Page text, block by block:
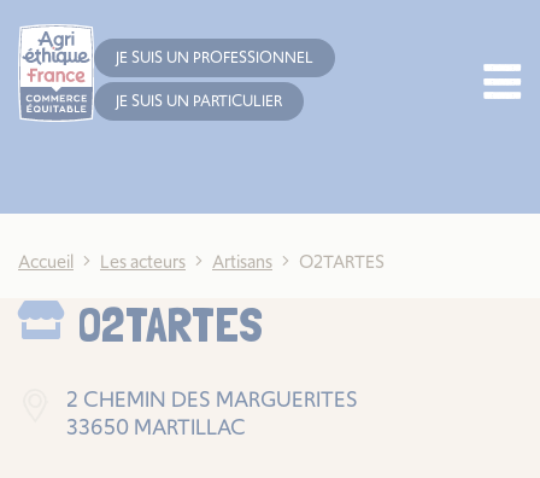
JE SUIS UN PROFESSIONNEL
JE SUIS UN PARTICULIER
Accueil Les acteurs Artisans O2TARTES
O2TARTES
2 CHEMIN DES MARGUERITES
33650 MARTILLAC